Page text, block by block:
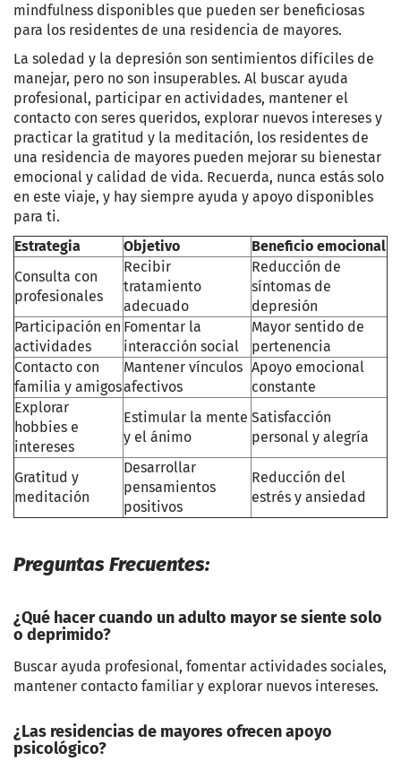
mindfulness disponibles que pueden ser beneficiosas
para los residentes de una residencia de mayores.
La soledad y la depresión son sentimientos difíciles de
manejar, pero no son insuperables. Al buscar ayuda
profesional, participar en actividades, mantener el
contacto con seres queridos, explorar nuevos intereses y
practicar la gratitud y la meditación, los residentes de
una residencia de mayores pueden mejorar su bienestar
emocional y calidad de vida. Recuerda, nunca estás solo
en este viaje, y hay siempre ayuda y apoyo disponibles
para ti.
Estrategia
Objetivo
Beneficio emocional
Consulta con
profesionales
Recibir
tratamiento
adecuado
Reducción de
síntomas de
depresión
Participación en
actividades
Fomentar la
interacción social
Mayor sentido de
pertenencia
Contacto con
familia y amigos
Mantener vínculos
afectivos
Apoyo emocional
constante
Explorar
hobbies e
intereses
Estimular la mente
y el ánimo
Satisfacción
personal y alegría
Gratitud y
meditación
Desarrollar
pensamientos
positivos
Reducción del
estrés y ansiedad
Preguntas Frecuentes:
¿Qué hacer cuando un adulto mayor se siente solo
o deprimido?
Buscar ayuda profesional, fomentar actividades sociales,
mantener contacto familiar y explorar nuevos intereses.
¿Las residencias de mayores ofrecen apoyo
psicológico?